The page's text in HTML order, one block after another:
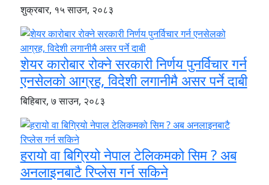
शुक्रबार, १५ साउन, २०८३
शेयर कारोबार रोक्ने सरकारी निर्णय पुनर्विचार गर्न
एनसेलको आग्रह, विदेशी लगानीमै असर पर्ने दाबी
बिहिबार, ७ साउन, २०८३
हरायो वा बिग्रियो नेपाल टेलिकमको सिम ? अब
अनलाइनबाटै रिप्लेस गर्न सकिने